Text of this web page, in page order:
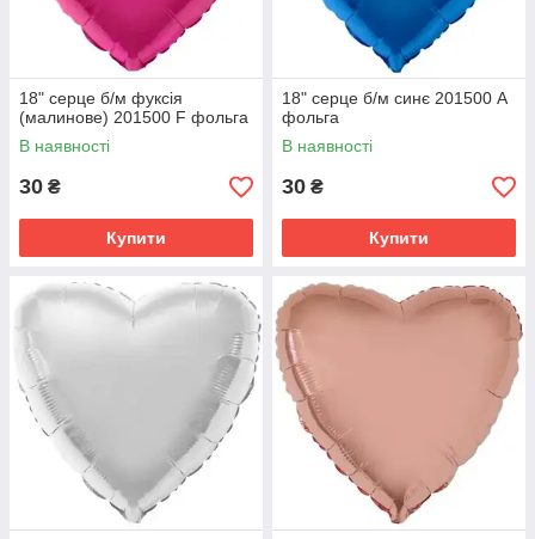
18" серце б/м фуксія
(малинове) 201500 F фольга
В наявності
30 ₴
Купити
18" серце б/м синє 201500 A
фольга
В наявності
30 ₴
Купити